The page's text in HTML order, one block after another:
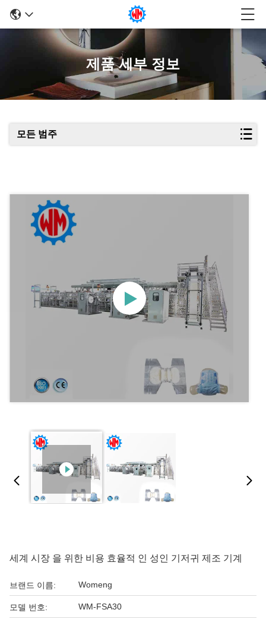
제품 세부 정보
모든 범주
세계 시장 을 위한 비용 효율적 인 성인 기저귀 제조 기계
브랜드 이름: Womeng
모델 번호: WM-FSA30